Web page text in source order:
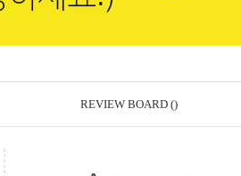
페이코 ID로 페이코 라이
REVIEW BOARD ()